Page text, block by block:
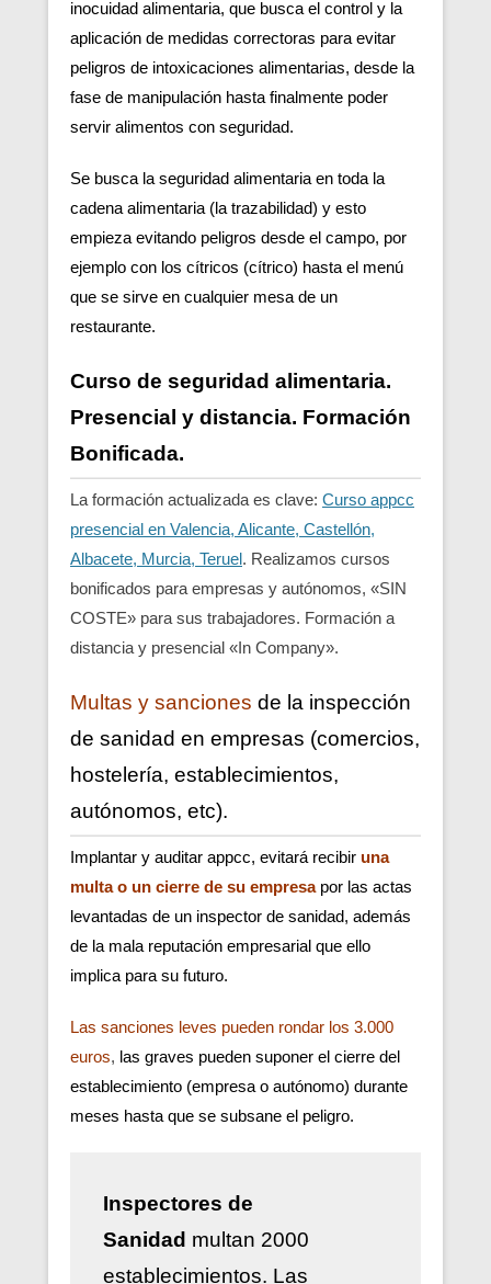
inocuidad alimentaria, que busca el control y la
aplicación de medidas correctoras para evitar
peligros de intoxicaciones alimentarias, desde la
fase de manipulación hasta finalmente poder
servir alimentos con seguridad.
Se busca la seguridad alimentaria en toda la
cadena alimentaria (la trazabilidad) y esto
empieza evitando peligros desde el campo, por
ejemplo con los cítricos (cítrico) hasta el menú
que se sirve en cualquier mesa de un
restaurante.
Curso de seguridad alimentaria.
Presencial y distancia. Formación
Bonificada.
La formación actualizada es clave: Curso appcc
presencial en Valencia, Alicante, Castellón,
Albacete, Murcia, Teruel. Realizamos cursos
bonificados para empresas y autónomos, «SIN
COSTE» para sus trabajadores. Formación a
distancia y presencial «In Company».
Multas y sanciones de la inspección
de sanidad en empresas (comercios,
hostelería, establecimientos,
autónomos, etc).
Implantar y auditar appcc, evitará recibir una
multa o un cierre de su empresa por las actas
levantadas de un inspector de sanidad, además
de la mala reputación empresarial que ello
implica para su futuro.
Las sanciones leves pueden rondar los 3.000
euros, las graves pueden suponer el cierre del
establecimiento (empresa o autónomo) durante
meses hasta que se subsane el peligro.
Inspectores de
Sanidad multan 2000
establecimientos. Las